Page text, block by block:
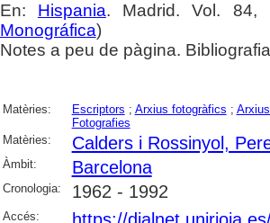
En: Hispania. Madrid. Vol.
Monográfica)
Notes a peu de pàgina.
Matèries: Escriptors ; Arxius fotogràfics ;
Fotografies
Matèries:
Calders i Rossinyol,
Àmbit: Barcelona
Cronologia: 1962 - 1992
Accés: